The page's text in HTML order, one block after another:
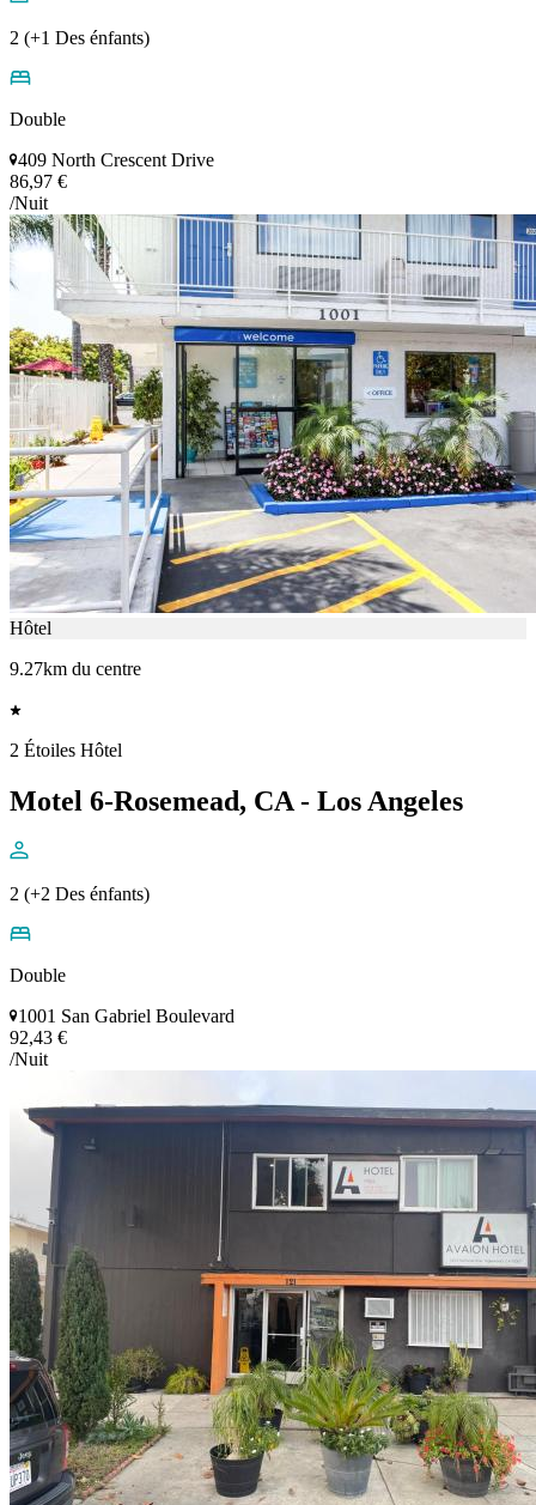
2 (+1 Des énfants)
Double
409 North Crescent Drive
86,97 €
/Nuit
Hôtel
9.27km du centre
2 Étoiles Hôtel
Motel 6-Rosemead, CA - Los Angeles
2 (+2 Des énfants)
Double
1001 San Gabriel Boulevard
92,43 €
/Nuit